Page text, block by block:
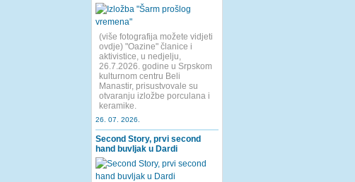
(više fotografija možete vidjeti
ovdje) "Oazine" članice i
aktivistice, u nedjelju,
26.7.2026. godine u Srpskom
kulturnom centru Beli
Manastir, prisustvovale su
otvaranju izložbe porculana i
keramike.
26. 07. 2026.
Second Story, prvi second
hand buvljak u Dardi